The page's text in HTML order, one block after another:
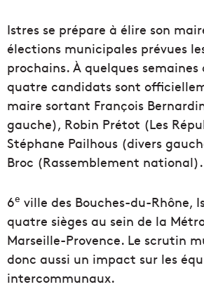
Istres se prépare à élire son
élections municipales prévues
prochains. À quelques
quatre candidats sont
maire sortant François
gauche), Robin Prétot (Les
Stéphane Pailhous (divers
Broc (Rassemblement national).
6e ville des Bouches-du-Rhône,
quatre sièges au sein de la
Marseille-Provence. Le scrutin
donc aussi un impact sur les
intercommunaux.